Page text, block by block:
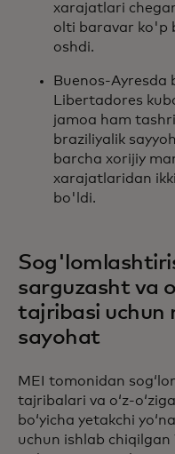
xarajatlari
olti baravar ko'p
oshdi.
Buenos-
Libertadores
jamoa ham
braziliyalik
barcha xorijiy
xarajatlaridan
bo'ldi.
sarguzasht va
tajribasi uchun
sayohat
MEI tomonidan
tajribalari va oʻz-
boʻyicha yetakchi
uchun ishlab chiqilgan